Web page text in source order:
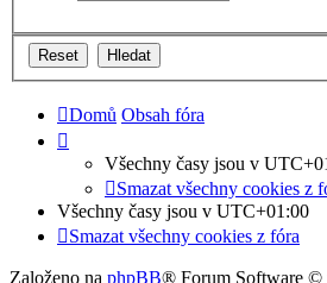
Domů Obsah fóra
Všechny časy jsou v
Smazat všechny cookies z
Všechny časy jsou v UTC+01:00
Smazat všechny cookies z fóra
Založeno na phpBB® Forum Software ©